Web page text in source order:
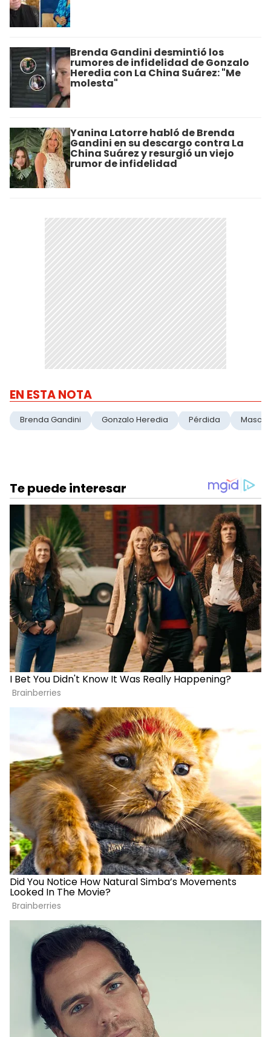
Brenda Gandini desmintió los
rumores de infidelidad de Gonzalo
Heredia con La China Suárez: "Me
molesta"
Yanina Latorre habló de Brenda
Gandini en su descargo contra La
China Suárez y resurgió un viejo
rumor de infidelidad
EN ESTA NOTA
Brenda Gandini Gonzalo Heredia Pérdida